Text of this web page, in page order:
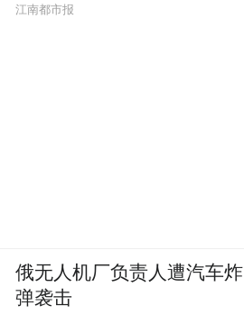
江南都市报
俄无人机厂负责人遭汽车炸
弹袭击